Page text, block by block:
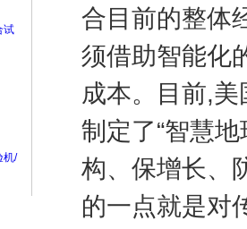
试
机/
合目前的整体
须借助智能化
成本。目前,
制定了“智慧
构、保增长、
的一点就是对